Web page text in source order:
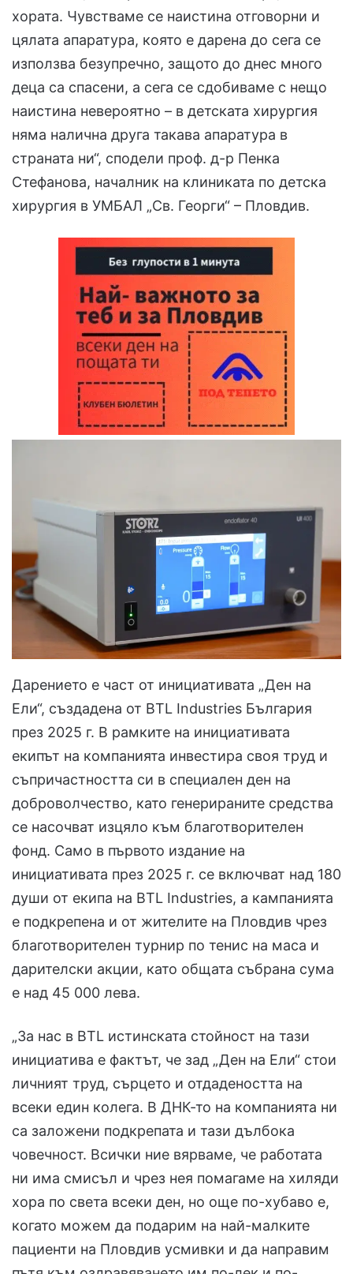
хората. Чувстваме се наистина отговорни и
цялата апаратура, която е дарена до сега се
използва безупречно, защото до днес много
деца са спасени, а сега се сдобиваме с нещо
наистина невероятно – в детската хирургия
няма налична друга такава апаратура в
страната ни“, сподели проф. д-р Пенка
Стефанова, началник на клиниката по детска
хирургия в УМБАЛ „Св. Георги“ – Пловдив.
Дарението е част от инициативата „Ден на
Ели“, създадена от BTL Industries България
през 2025 г. В рамките на инициативата
екипът на компанията инвестира своя труд и
съпричастността си в специален ден на
доброволчество, като генерираните средства
се насочват изцяло към благотворителен
фонд. Само в първото издание на
инициативата през 2025 г. се включват над 180
души от екипа на BTL Industries, а кампанията
е подкрепена и от жителите на Пловдив чрез
благотворителен турнир по тенис на маса и
дарителски акции, като общата събрана сума
е над 45 000 лева.
„За нас в BTL истинската стойност на тази
инициатива е фактът, че зад „Ден на Ели“ стои
личният труд, сърцето и отдадеността на
всеки един колега. В ДНК-то на компанията ни
са заложени подкрепата и тази дълбока
човечност. Всички ние вярваме, че работата
ни има смисъл и чрез нея помагаме на хиляди
хора по света всеки ден, но още по-хубаво е,
когато можем да подарим на най-малките
пациенти на Пловдив усмивки и да направим